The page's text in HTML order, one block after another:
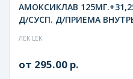
АМОКСИКЛАВ
Д/СУСП. Д/ПРИЕМА
ЛЕК LEK
от 295.00 р.